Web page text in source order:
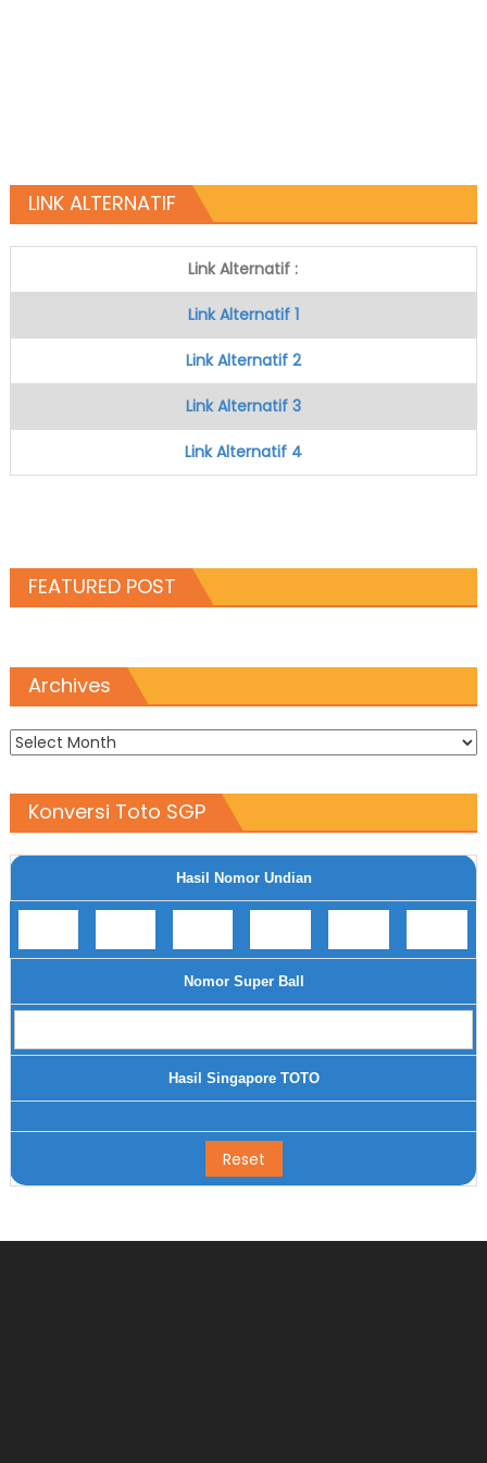
LINK ALTERNATIF
Link Alternatif :
Link Alternatif 1
Link Alternatif 2
Link Alternatif 3
Link Alternatif 4
FEATURED POST
Archives
Archives
Konversi Toto SGP
Hasil Nomor Undian
Nomor Super Ball
Hasil Singapore TOTO